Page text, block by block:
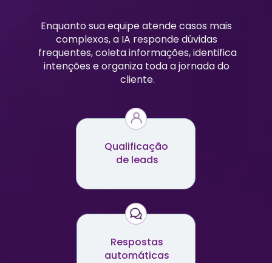
Enquanto sua equipe atende casos mais
complexos, a IA responde dúvidas
frequentes, coleta informações, identifica
intenções e organiza toda a jornada do
cliente.
Respostas
automáticas
Qualificação
de leads